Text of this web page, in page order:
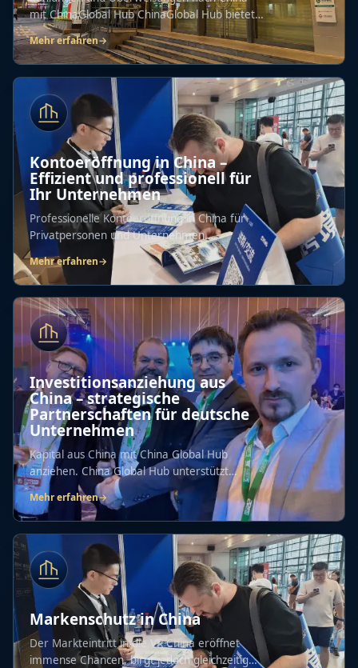
mit ChinaGlobal Hub ChinaGlobal Hub bietet
eine...
Mehr erfahren→
Kontoeröffnung in China –
Effizient und professionell für
Ihr Unternehmen
Professionelle Kontoeröffnung in China für
Privatpersonen und Unternehmen.
Komplette...
Mehr erfahren→
Investitionsanziehung aus
China – strategische
Partnerschaften für deutsche
Unternehmen
Kapital aus China mit China Global Hub
anziehen. China Global Hub unterstützt
Unternehmen...
Mehr erfahren→
Markenschutz in China
Der Markteintritt in die VR China eröffnet
immense Chancen, birgt jedoch gleichzeitig